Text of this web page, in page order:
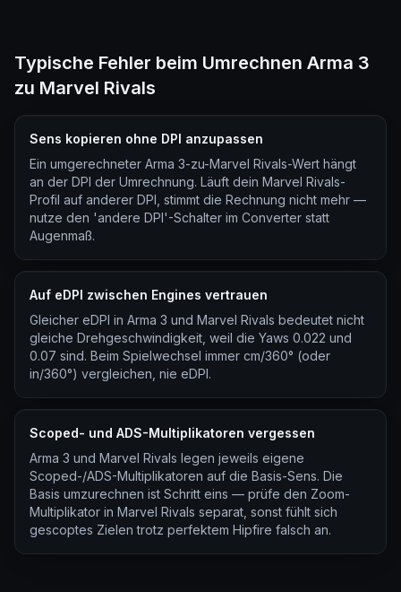
Typische Fehler beim Umrechnen Arma 3
zu Marvel Rivals
Sens kopieren ohne DPI anzupassen
Ein umgerechneter Arma 3-zu-Marvel Rivals-Wert hängt
an der DPI der Umrechnung. Läuft dein Marvel Rivals-
Profil auf anderer DPI, stimmt die Rechnung nicht mehr —
nutze den 'andere DPI'-Schalter im Converter statt
Augenmaß.
Auf eDPI zwischen Engines vertrauen
Gleicher eDPI in Arma 3 und Marvel Rivals bedeutet nicht
gleiche Drehgeschwindigkeit, weil die Yaws 0.022 und
0.07 sind. Beim Spielwechsel immer cm/360° (oder
in/360°) vergleichen, nie eDPI.
Scoped- und ADS-Multiplikatoren vergessen
Arma 3 und Marvel Rivals legen jeweils eigene
Scoped-/ADS-Multiplikatoren auf die Basis-Sens. Die
Basis umzurechnen ist Schritt eins — prüfe den Zoom-
Multiplikator in Marvel Rivals separat, sonst fühlt sich
gescoptes Zielen trotz perfektem Hipfire falsch an.